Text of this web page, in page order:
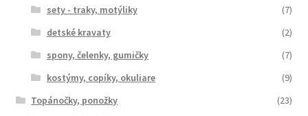
sety - traky, motýliky
(7)
detské kravaty
(2)
spony, čelenky, gumičky
(7)
kostýmy, copíky, okuliare
(9)
Topánočky, ponožky
(23)